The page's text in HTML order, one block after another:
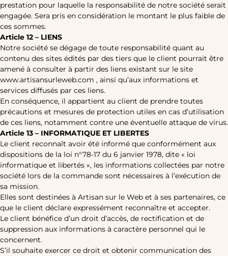
prestation pour laquelle la responsabilité de notre société serait
engagée. Sera pris en considération le montant le plus faible de
ces sommes.
Article 12 – LIENS
Notre société se dégage de toute responsabilité quant au
contenu des sites édités par des tiers que le client pourrait être
amené à consulter à partir des liens existant sur le site
www.artisansurleweb.com , ainsi qu’aux informations et
services diffusés par ces liens.
En conséquence, il appartient au client de prendre toutes
précautions et mesures de protection utiles en cas d’utilisation
de ces liens, notamment contre une éventuelle attaque de virus.
Article 13 – INFORMATIQUE ET LIBERTES
Le client reconnaît avoir été informé que conformément aux
dispositions de la loi n°78-17 du 6 janvier 1978, dite « loi
informatique et libertés », les informations collectées par notre
société lors de la commande sont nécessaires à l’exécution de
sa mission.
Elles sont destinées à Artisan sur le Web et à ses partenaires, ce
que le client déclare expressément reconnaître et accepter.
Le client bénéfice d’un droit d’accès, de rectification et de
suppression aux informations à caractère personnel qui le
concernent.
S’il souhaite exercer ce droit et obtenir communication des